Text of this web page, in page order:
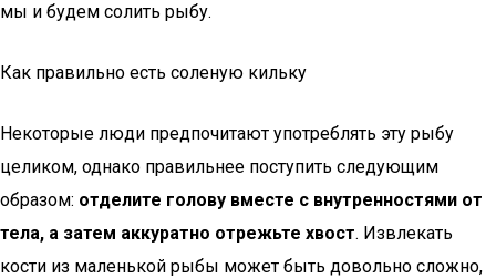
мы и будем солить рыбу.
Как правильно есть соленую кильку
Некоторые люди предпочитают употреблять эту рыбу
целиком, однако правильнее поступить следующим
образом: отделите голову вместе с внутренностями от
тела, а затем аккуратно отрежьте хвост. Извлекать
кости из маленькой рыбы может быть довольно сложно,